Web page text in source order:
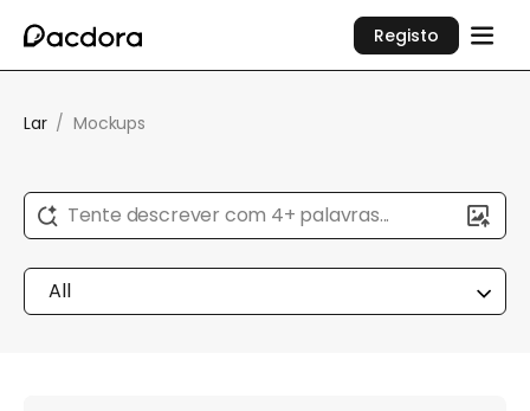
Registo
Lar / Mockups
Tente descrever com 4+ palavras...
All